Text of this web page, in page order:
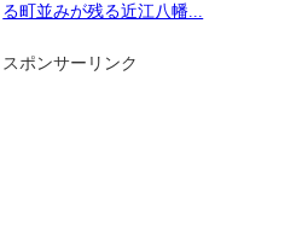
る町並みが残る近江八幡...
スポンサーリンク